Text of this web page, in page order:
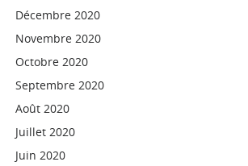
Décembre 2020
Novembre 2020
Octobre 2020
Septembre 2020
Août 2020
Juillet 2020
Juin 2020